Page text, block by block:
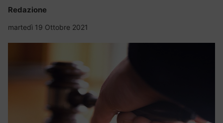
Redazione
martedì 19 Ottobre 2021